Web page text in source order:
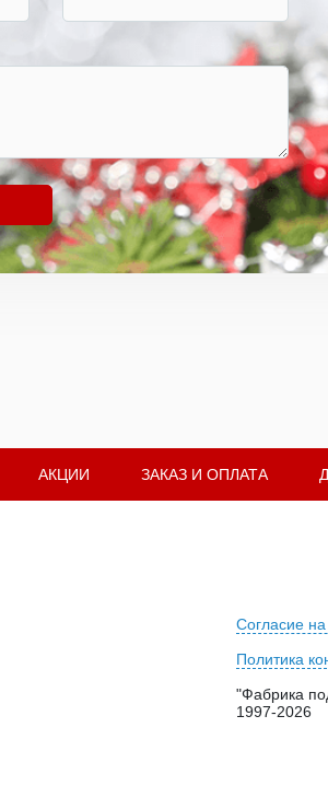
АКЦИИ ЗАКАЗ И ОПЛАТА
Согласие
Политика
"Фабрика
1997-2026